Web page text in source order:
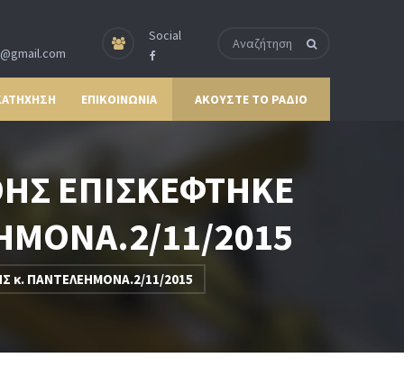
Social
ΕΠΙΚΟΙΝΩΝΙΑ ΑΚΟΥΣΤΕ ΤΟ ΡΑΔΙΟ
ΕΠΙΣΚΕΦΤΗΚΕ
11/2015
κ. ΠΑΝΤΕΛΕΗΜΟΝΑ.2/11/2015